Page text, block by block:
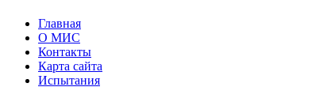
Главная
О МИС
Контакты
Карта сайта
Испытания